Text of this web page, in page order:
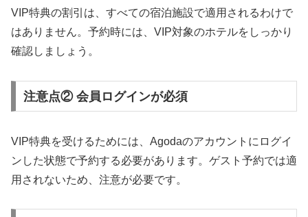
VIP特典の割引は、すべての宿泊施設で適用されるわけで
はありません。予約時には、VIP対象のホテルをしっかり
確認しましょう。
注意点② 会員ログインが必須
VIP特典を受けるためには、Agodaのアカウントにログイ
ンした状態で予約する必要があります。ゲスト予約では適
用されないため、注意が必要です。